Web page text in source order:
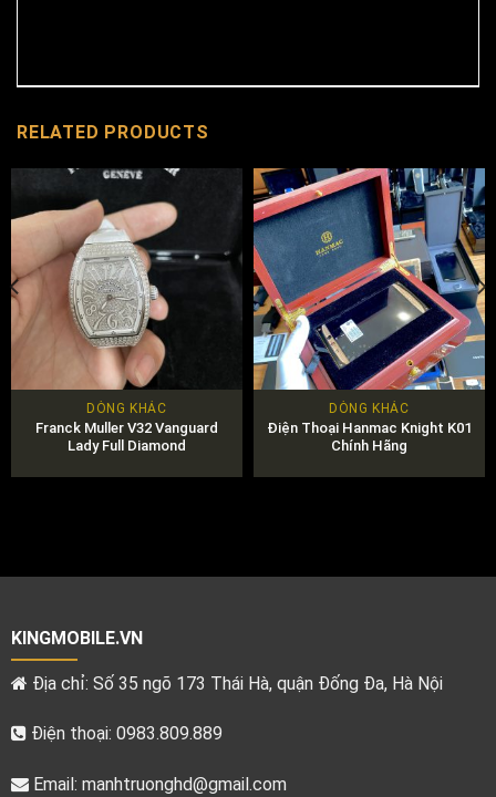
RELATED PRODUCTS
DÒNG KHÁC
Franck Muller V32 Vanguard
Lady Full Diamond
DÒNG KHÁC
Điện Thoại Hanmac Knight K01
Chính Hãng
KINGMOBILE.VN
Địa chỉ: Số 35 ngõ 173 Thái Hà, quận Đống Đa, Hà Nội
Điện thoại: 0983.809.889
Email: manhtruonghd@gmail.com